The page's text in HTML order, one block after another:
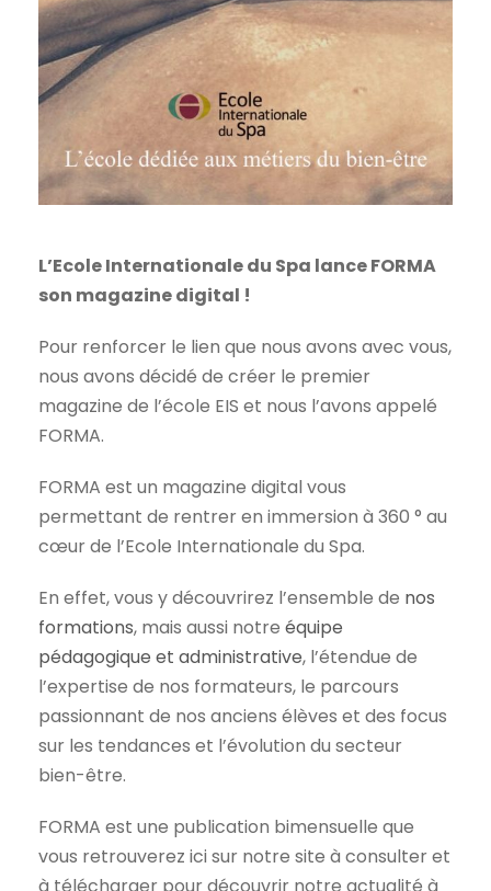
L’Ecole Internationale du Spa lance FORMA
son magazine digital !
Pour renforcer le lien que nous avons avec vous,
nous avons décidé de créer le premier
magazine de l’école EIS et nous l’avons appelé
FORMA.
FORMA est un magazine digital vous
permettant de rentrer en immersion à 360 ° au
cœur de l’Ecole Internationale du Spa.
En effet, vous y découvrirez l’ensemble de nos
formations, mais aussi notre équipe
pédagogique et administrative, l’étendue de
l’expertise de nos formateurs, le parcours
passionnant de nos anciens élèves et des focus
sur les tendances et l’évolution du secteur
bien-être.
FORMA est une publication bimensuelle que
vous retrouverez ici sur notre site à consulter et